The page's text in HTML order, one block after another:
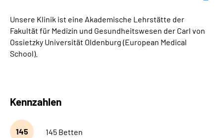
Unsere Klinik ist eine Akademische Lehrstätte der
Fakultät für Medizin und Gesundheitswesen der Carl von
Ossietzky Universität Oldenburg (European Medical
School).
Kennzahlen
145 145 Betten